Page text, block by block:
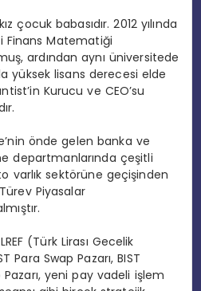
çocuk babasıdır. 2012 yılında
Finans Matematiği
ardından aynı üniversitede
yüksek lisans derecesi elde
Kurucu ve CEO’su
önde gelen banka ve
departmanlarında çeşitli
varlık sektörüne geçişinden
Piyasalar
(Türk Lirası Gecelik
Para Swap Pazarı, BIST
yeni pay vadeli işlem